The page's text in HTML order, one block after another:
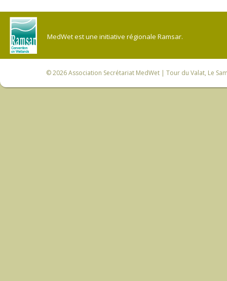
MedWet est une initiative régionale Ramsar.
© 2026Association Secrétariat MedWet | Tour du Valat, Le